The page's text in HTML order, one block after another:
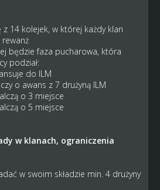
z 14 kolejek, w której każdy klan
będzie faza pucharowa, która
podział:
do ILM
o awans z 7 drużyną ILM
o 3 miejsce
o 5 miejsce
w klanach, ograniczenia
w swoim składzie min. 4 drużyny